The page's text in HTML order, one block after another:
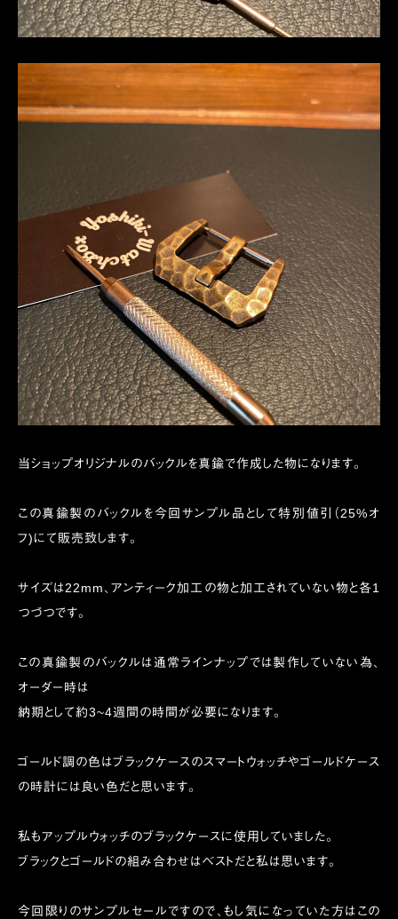
当ショップオリジナルのバックルを真鍮で作成した物になります。
この真鍮製のバックルを今回サンプル品として特別値引（25%オ
フ)にて販売致します。
サイズは22mm、アンティーク加工の物と加工されていない物と各1
つづつです。
この真鍮製のバックルは通常ラインナップでは製作していない為、
オーダー時は
納期として約3~4週間の時間が必要になります。
ゴールド調の色はブラックケースのスマートウォッチやゴールドケース
の時計には良い色だと思います。
私もアップルウォッチのブラックケースに使用していました。
ブラックとゴールドの組み合わせはベストだと私は思います。
今回限りのサンプルセールですので、もし気になっていた方はこの